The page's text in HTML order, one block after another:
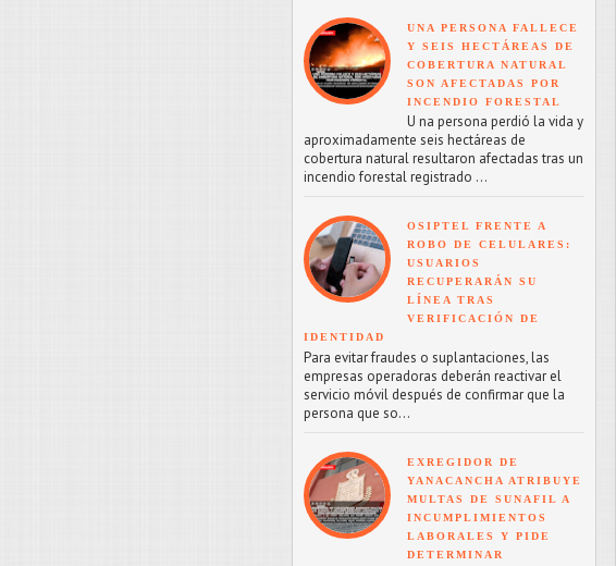
UNA PERSONA FALLECE
Y SEIS HECTÁREAS DE
COBERTURA NATURAL
SON AFECTADAS POR
INCENDIO FORESTAL
U na persona perdió la vida y
aproximadamente seis hectáreas de
cobertura natural resultaron afectadas tras un
incendio forestal registrado ...
OSIPTEL FRENTE A
ROBO DE CELULARES:
USUARIOS
RECUPERARÁN SU
LÍNEA TRAS
VERIFICACIÓN DE
IDENTIDAD
Para evitar fraudes o suplantaciones, las
empresas operadoras deberán reactivar el
servicio móvil después de confirmar que la
persona que so...
EXREGIDOR DE
YANACANCHA ATRIBUYE
MULTAS DE SUNAFIL A
INCUMPLIMIENTOS
LABORALES Y PIDE
DETERMINAR